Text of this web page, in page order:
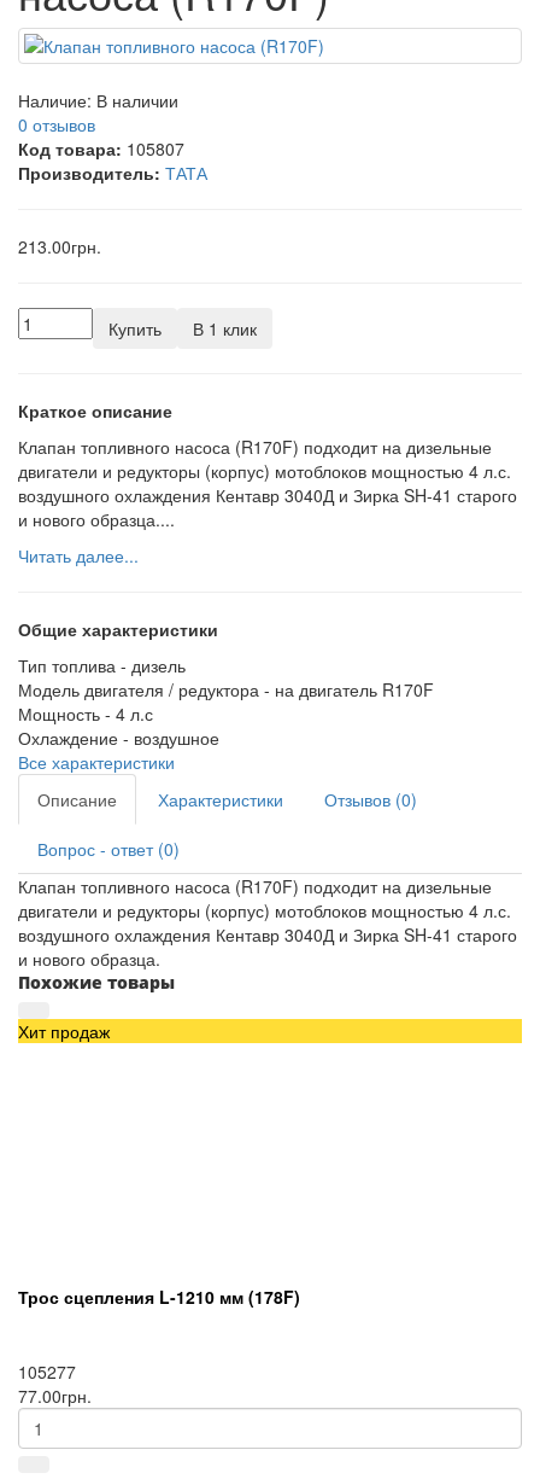
Наличие: В наличии
0 отзывов
Код товара: 105807
Производитель: ТАТА
213.00грн.
Купить В 1 клик
Краткое описание
Клапан топливного насоса (R170F) подходит на дизельные
двигатели и редукторы (корпус) мотоблоков мощностью 4 л.с.
воздушного охлаждения Кентавр 3040Д и Зирка SH-41 старого
и нового образца....
Читать далее...
Общие характеристики
Тип топлива - дизель
Модель двигателя / редуктора - на двигатель R170F
Мощность - 4 л.с
Охлаждение - воздушное
Все характеристики
Описание
Характеристики Отзывов (0)
Вопрос - ответ (0)
Клапан топливного насоса (R170F) подходит на дизельные
двигатели и редукторы (корпус) мотоблоков мощностью 4 л.с.
воздушного охлаждения Кентавр 3040Д и Зирка SH-41 старого
и нового образца.
Похожие товары
Хит продаж
Трос сцепления L-1210 мм (178F)
105277
77.00грн.